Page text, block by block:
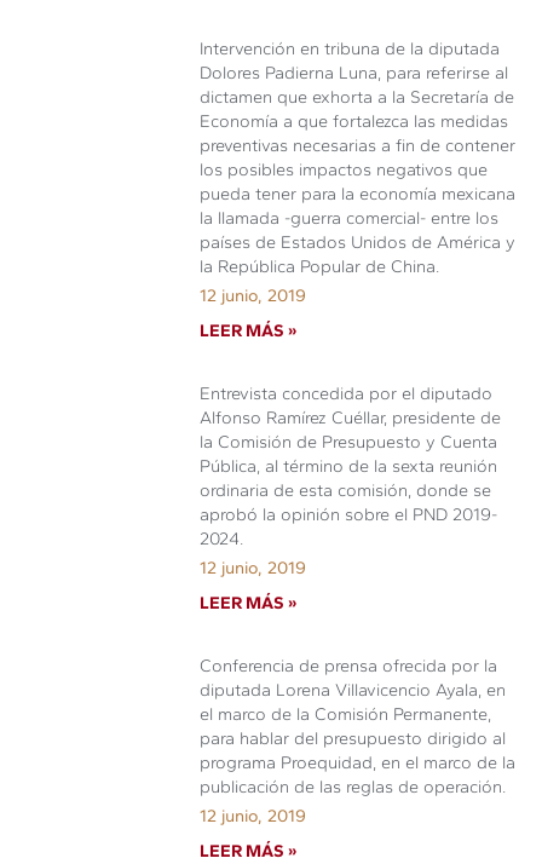
Intervención en tribuna de la diputada
Dolores Padierna Luna, para referirse al
dictamen que exhorta a la Secretaría de
Economía a que fortalezca las medidas
preventivas necesarias a fin de contener
los posibles impactos negativos que
pueda tener para la economía mexicana
la llamada -guerra comercial- entre los
países de Estados Unidos de América y
la República Popular de China.
12 junio, 2019
LEER MÁS »
Entrevista concedida por el diputado
Alfonso Ramírez Cuéllar, presidente de
la Comisión de Presupuesto y Cuenta
Pública, al término de la sexta reunión
ordinaria de esta comisión, donde se
aprobó la opinión sobre el PND 2019-
2024.
12 junio, 2019
LEER MÁS »
Conferencia de prensa ofrecida por la
diputada Lorena Villavicencio Ayala, en
el marco de la Comisión Permanente,
para hablar del presupuesto dirigido al
programa Proequidad, en el marco de la
publicación de las reglas de operación.
12 junio, 2019
LEER MÁS »